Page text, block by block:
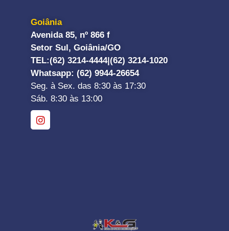
Goiânia
Avenida 85, nº 866 f
Setor Sul, Goiânia/GO
TEL:(62) 3214-4444| (62) 3214-1020
Whatsapp: (62) 9944-26654
Seg. à Sex. das 8:30 às 17:30
Sáb. 8:30 às 13:00